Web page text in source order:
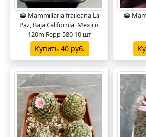
Mammillaria fraileana La
Paz, Baja California, Mexico,
120m Repp 580 10 шт
Купить 40 руб.